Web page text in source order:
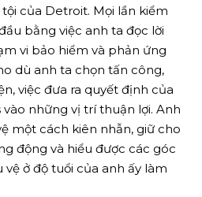
của Detroit. Mọi lần kiểm
bằng việc anh ta đọc lời
vi bảo hiểm và phản ứng
dù anh ta chọn tấn công,
việc đưa ra quyết định của
những vị trí thuận lợi. Anh
một cách kiên nhẫn, giữ cho
động và hiểu được các góc
ở độ tuổi của anh ấy làm